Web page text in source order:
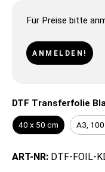
Für Preise bitte
ANMELDEN!
DTF Transferfolie
40 x 50 cm A3,
ART-NR: DTF-FOIL-